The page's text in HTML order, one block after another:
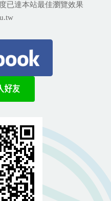
達本站最佳瀏覽效果